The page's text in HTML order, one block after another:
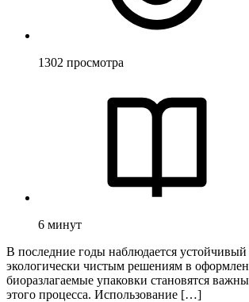
1302 просмотра
6 минут
В последние годы наблюдается устойчивый
экологически чистым решениям в
биоразлагаемые упаковки становятся
этого процесса. Использование […]